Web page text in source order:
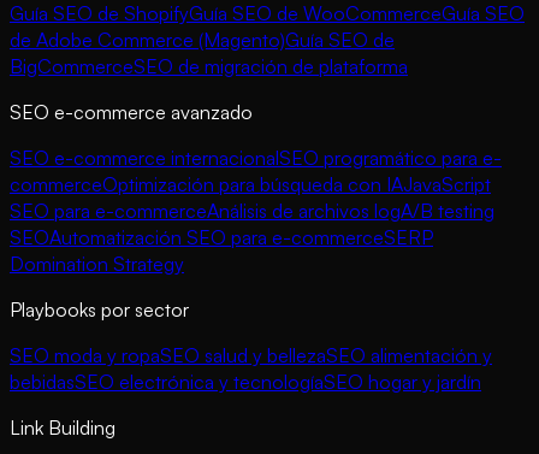
Guía SEO de ShopifyGuía SEO de WooCommerceGuía SEO
de Adobe Commerce (Magento)Guía SEO de
BigCommerceSEO de migración de plataforma
SEO e-commerce avanzado
SEO e-commerce internacionalSEO programático para e-
commerceOptimización para búsqueda con IAJavaScript
SEO para e-commerceAnálisis de archivos logA/B testing
SEOAutomatización SEO para e-commerceSERP
Domination Strategy
Playbooks por sector
SEO moda y ropaSEO salud y bellezaSEO alimentación y
bebidasSEO electrónica y tecnologíaSEO hogar y jardín
Link Building